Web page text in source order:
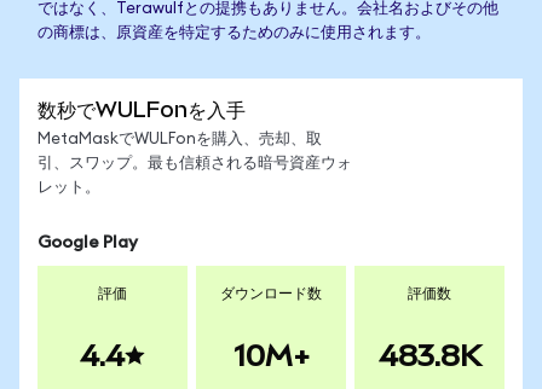
ではなく、Terawulfとの提携もありません。会社名およびその他
の商標は、原資産を特定するためのみに使用されます。
数秒でWULFonを入手
MetaMaskでWULFonを購入、売却、取
引、スワップ。最も信頼される暗号資産ウォ
レット。
Google Play
評価
4.4
ダウンロード数
10M+
評価数
483.8K